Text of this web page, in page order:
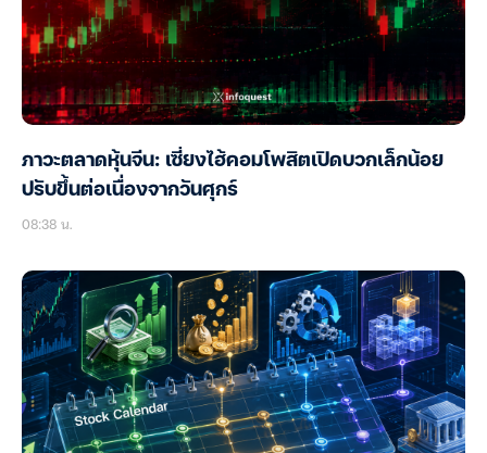
ภาวะตลาดหุ้นจีน: เซี่ยงไฮ้คอมโพสิตเปิดบวกเล็กน้อย
ปรับขึ้นต่อเนื่องจากวันศุกร์
08:38 น.